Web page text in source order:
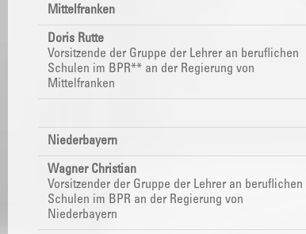
Mittelfranken
Doris Rutte
Vorsitzende der Gruppe der Lehrer an beruflichen
Schulen im BPR** an der Regierung von
Mittelfranken
Niederbayern
Wagner Christian
Vorsitzender der Gruppe der Lehrer an beruflichen
Schulen im BPR an der Regierung von
Niederbayern